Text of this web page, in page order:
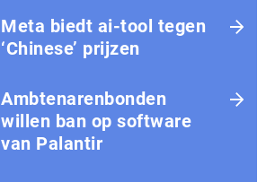
Meta biedt ai-tool tegen
‘Chinese’ prijzen
Ambtenarenbonden
willen ban op software
van Palantir